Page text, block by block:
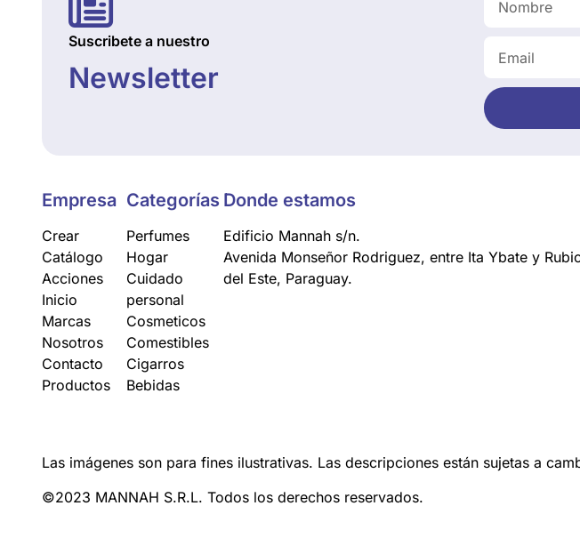
Suscribete a nuestro
Newsletter
Empresa
Crear
Catálogo
Acciones
Inicio
Marcas
Nosotros
Contacto
Productos
Categorías
Perfumes
Hogar
Cuidado
personal
Cosmeticos
Comestibles
Cigarros
Bebidas
Donde estamos
Edificio Mannah s/n.
Avenida Monseñor Rodriguez, entre Ita Ybate y
del Este, Paraguay.
Las imágenes son para fines ilustrativas. Las descripciones están sujetas a
©2023 MANNAH S.R.L. Todos los derechos reservados.